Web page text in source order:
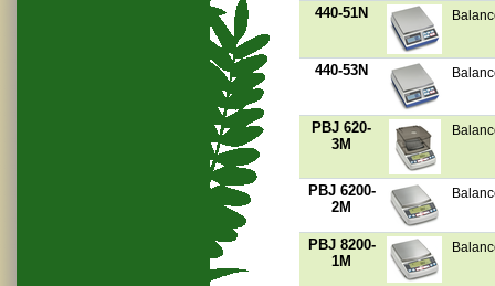
440-51N
440-53N
PBJ 620-
3M
PBJ 6200-
2M
PBJ 8200-
1M